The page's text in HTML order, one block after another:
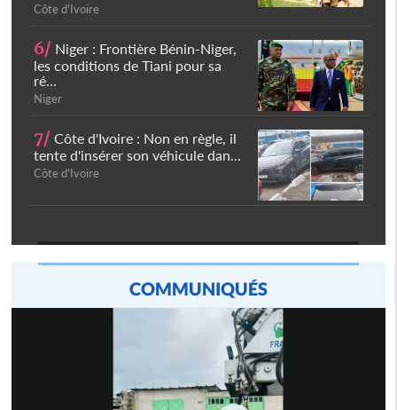
Côte d'Ivoire
6/ Niger : Frontière Bénin-Niger,
les conditions de Tiani pour sa
ré...
Niger
7/ Côte d'Ivoire : Non en règle, il
tente d'insérer son véhicule dan...
Côte d'Ivoire
COMMUNIQUÉS